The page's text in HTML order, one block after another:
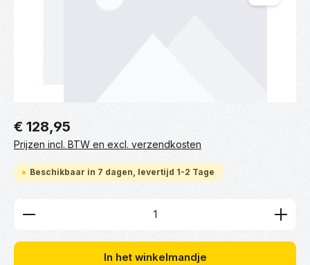
€ 128,95
Prijzen incl. BTW en excl. verzendkosten
Beschikbaar in 7 dagen, levertijd 1-2 Tage
Producthoeveelheid: Voer de gewenste
In het winkelmandje